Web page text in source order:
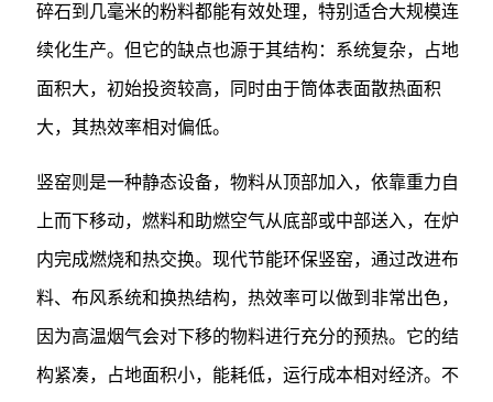
碎石到几毫米的粉料都能有效处理，特别适合大规模连
续化生产。但它的缺点也源于其结构：系统复杂，占地
面积大，初始投资较高，同时由于筒体表面散热面积
大，其热效率相对偏低。
竖窑则是一种静态设备，物料从顶部加入，依靠重力自
上而下移动，燃料和助燃空气从底部或中部送入，在炉
内完成燃烧和热交换。现代节能环保竖窑，通过改进布
料、布风系统和换热结构，热效率可以做到非常出色，
因为高温烟气会对下移的物料进行充分的预热。它的结
构紧凑，占地面积小，能耗低，运行成本相对经济。不